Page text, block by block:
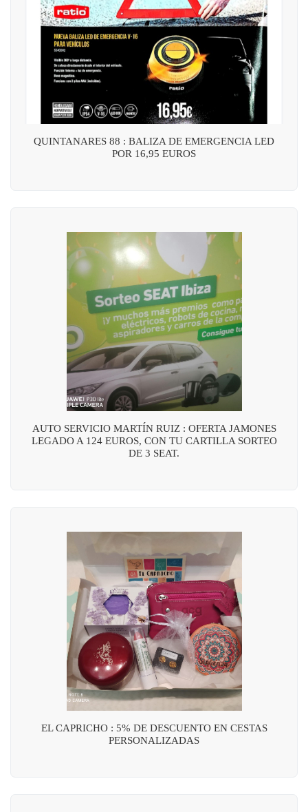
QUINTANARES 88 : BALIZA DE EMERGENCIA LED
POR 16,95 EUROS
AUTO SERVICIO MARTÍN RUIZ : OFERTA JAMONES
LEGADO A 124 EUROS, CON TU CARTILLA SORTEO
DE 3 SEAT.
EL CAPRICHO : 5% DE DESCUENTO EN CESTAS
PERSONALIZADAS